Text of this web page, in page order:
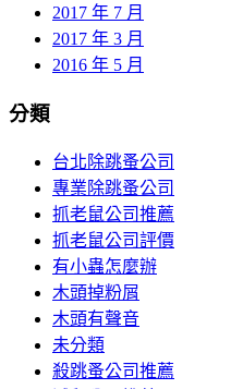
2017 年 7 月
2017 年 3 月
2016 年 5 月
分類
台北除跳蚤公司
專業除跳蚤公司
抓老鼠公司推薦
抓老鼠公司評價
有小蟲怎麼辦
木頭掉粉屑
木頭有聲音
未分類
殺跳蚤公司推薦